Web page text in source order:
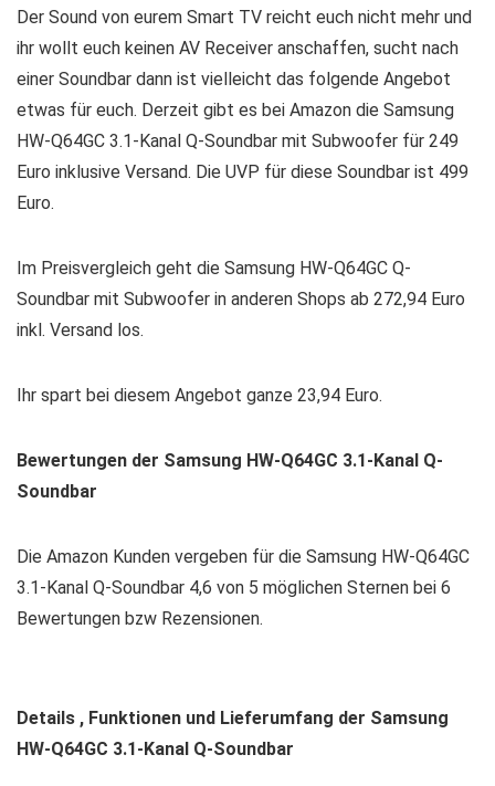
Der Sound von eurem Smart TV reicht euch nicht mehr und
ihr wollt euch keinen AV Receiver anschaffen, sucht nach
einer Soundbar dann ist vielleicht das folgende Angebot
etwas für euch. Derzeit gibt es bei Amazon die Samsung
HW-Q64GC 3.1-Kanal Q-Soundbar mit Subwoofer für 249
Euro inklusive Versand. Die UVP für diese Soundbar ist 499
Euro.
Im Preisvergleich geht die Samsung HW-Q64GC Q-
Soundbar mit Subwoofer in anderen Shops ab 272,94 Euro
inkl. Versand los.
Ihr spart bei diesem Angebot ganze 23,94 Euro.
Bewertungen der Samsung HW-Q64GC 3.1-Kanal Q-
Soundbar
Die Amazon Kunden vergeben für die Samsung HW-Q64GC
3.1-Kanal Q-Soundbar 4,6 von 5 möglichen Sternen bei 6
Bewertungen bzw Rezensionen.
Details , Funktionen und Lieferumfang der Samsung
HW-Q64GC 3.1-Kanal Q-Soundbar